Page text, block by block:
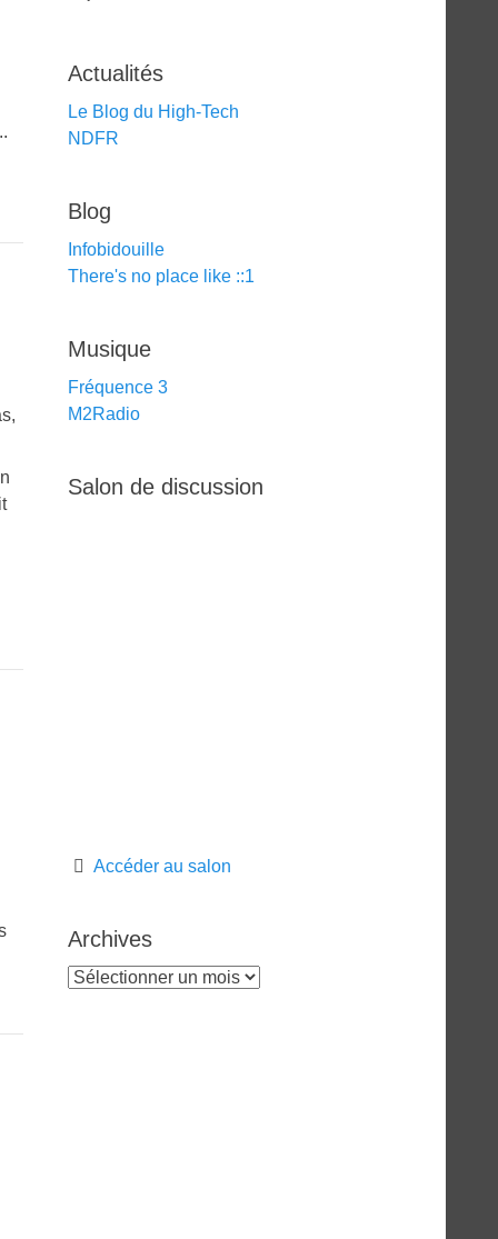
Actualités
Le Blog du High-Tech
NDFR
Blog
Infobidouille
There's no place like ::1
Musique
Fréquence 3
M2Radio
Salon de discussion
Accéder au salon
Archives
Archives